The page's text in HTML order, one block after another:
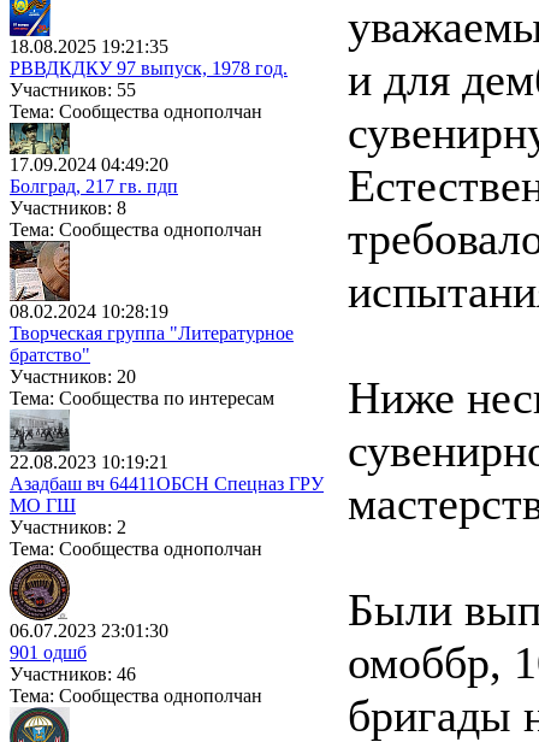
18.08.2025 19:21:35
РВВДКДКУ 97 выпуск, 1978 год.
Участников: 55
Тема: Сообщества однополчан
17.09.2024 04:49:20
Болград, 217 гв. пдп
Участников: 8
Тема: Сообщества однополчан
08.02.2024 10:28:19
Творческая группа "Литературное
братство"
Участников: 20
Тема: Сообщества по интересам
22.08.2023 10:19:21
Азадбаш вч 64411ОБСН Спецназ ГРУ
МО ГШ
Участников: 2
Тема: Сообщества однополчан
06.07.2023 23:01:30
901 одшб
Участников: 46
Тема: Сообщества однополчан
и для
Ниже
Были
омоббр,
бригады